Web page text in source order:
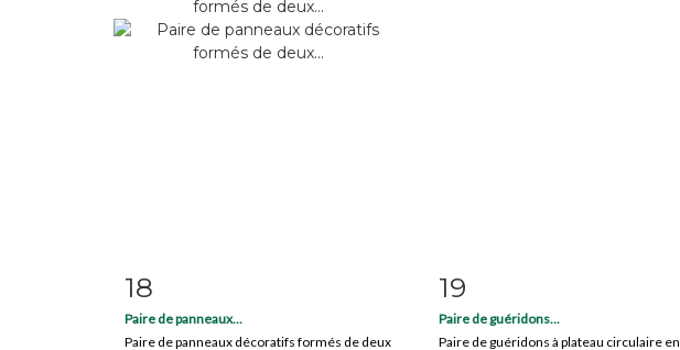
18
Paire de panneaux...
Paire de panneaux décoratifs formés de deux
19
Paire de guéridons...
Paire de guéridons à plateau circulaire en